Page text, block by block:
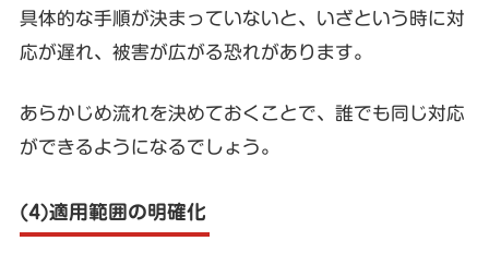
具体的な手順が決まっていないと、いざという時に対
応が遅れ、被害が広がる恐れがあります。
あらかじめ流れを決めておくことで、誰でも同じ対応
ができるようになるでしょう。
(4)適用範囲の明確化